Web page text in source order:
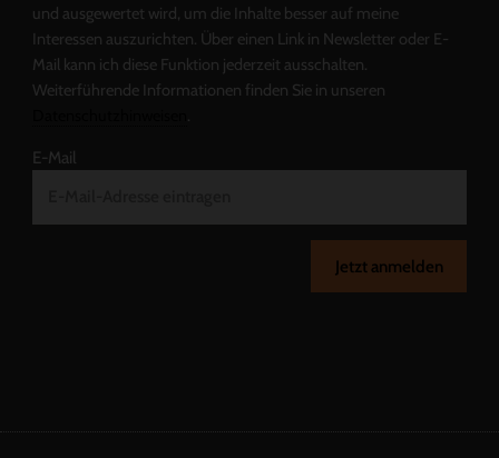
und ausgewertet wird, um die Inhalte besser auf meine
Interessen auszurichten. Über einen Link in Newsletter oder E-
Mail kann ich diese Funktion jederzeit ausschalten.
Weiterführende Informationen finden Sie in unseren
.
E-Mail
Jetzt anmelden